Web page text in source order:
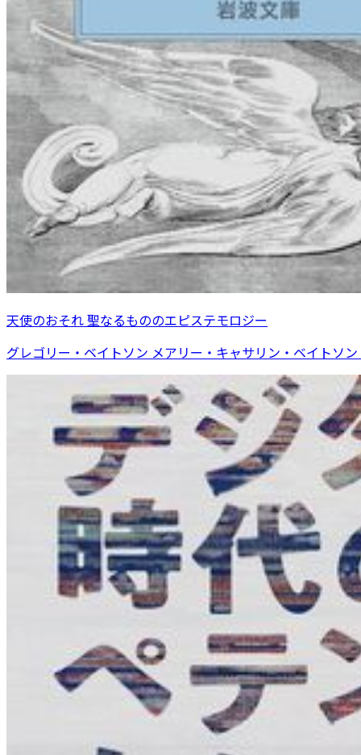
天使のおそれ 聖なるもののエピステモロジー
グレゴリー・ベイトソン メアリー・キャサリン・ベイトソ